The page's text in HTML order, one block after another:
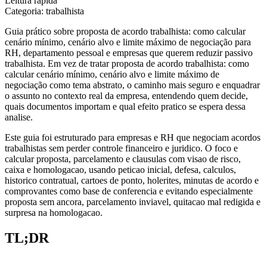
Categoria: trabalhista
Guia prático sobre proposta de acordo trabalhista: como calcular
cenário mínimo, cenário alvo e limite máximo de negociação para
RH, departamento pessoal e empresas que querem reduzir passivo
trabalhista. Em vez de tratar proposta de acordo trabalhista: como
calcular cenário mínimo, cenário alvo e limite máximo de
negociação como tema abstrato, o caminho mais seguro e enquadrar
o assunto no contexto real da empresa, entendendo quem decide,
quais documentos importam e qual efeito pratico se espera dessa
analise.
Este guia foi estruturado para empresas e RH que negociam acordos
trabalhistas sem perder controle financeiro e juridico. O foco e
calcular proposta, parcelamento e clausulas com visao de risco,
caixa e homologacao, usando peticao inicial, defesa, calculos,
historico contratual, cartoes de ponto, holerites, minutas de acordo e
comprovantes como base de conferencia e evitando especialmente
proposta sem ancora, parcelamento inviavel, quitacao mal redigida e
surpresa na homologacao.
TL;DR